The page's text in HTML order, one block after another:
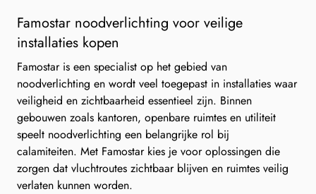
Famostar noodverlichting voor veilige
installaties kopen
Famostar is een specialist op het gebied van
noodverlichting en wordt veel toegepast in installaties waar
veiligheid en zichtbaarheid essentieel zijn. Binnen
gebouwen zoals kantoren, openbare ruimtes en utiliteit
speelt noodverlichting een belangrijke rol bij
calamiteiten. Met Famostar kies je voor oplossingen die
zorgen dat vluchtroutes zichtbaar blijven en ruimtes veilig
verlaten kunnen worden.